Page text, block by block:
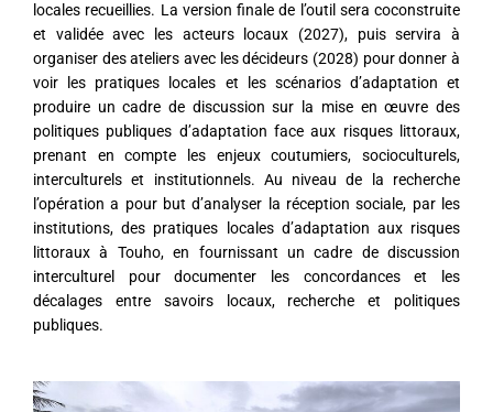
locales recueillies. La version finale de l’outil sera coconstruite
et validée avec les acteurs locaux (2027), puis servira à
organiser des ateliers avec les décideurs (2028) pour donner à
voir les pratiques locales et les scénarios d’adaptation et
produire un cadre de discussion sur la mise en œuvre des
politiques publiques d’adaptation face aux risques littoraux,
prenant en compte les enjeux coutumiers, socioculturels,
interculturels et institutionnels. Au niveau de la recherche
l’opération a pour but d’analyser la réception sociale, par les
institutions, des pratiques locales d’adaptation aux risques
littoraux à Touho, en fournissant un cadre de discussion
interculturel pour documenter les concordances et les
décalages entre savoirs locaux, recherche et politiques
publiques.